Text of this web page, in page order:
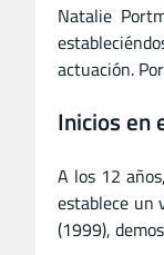
Natalie
actuación.
Inicios en
A los 12
establece un
(1999),